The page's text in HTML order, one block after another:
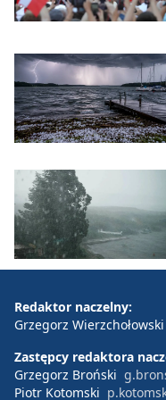
Redaktor naczelny:
Grzegorz Wierzchołowski
Zastępcy redaktora
Grzegorz Broński
Piotr Kotomski